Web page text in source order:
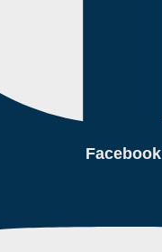
Facebook